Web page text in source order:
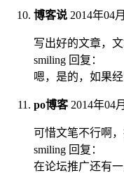
博客说 2014年04
写出好的文章，
smiling 回复：
嗯，是的，如果
po博客 2014年04
可惜文笔不行啊
smiling 回复：
在论坛推广还有一